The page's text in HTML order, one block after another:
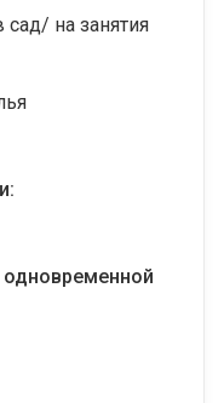
на занятия